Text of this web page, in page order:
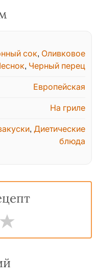
сок, Оливковое
, Черный перец
Европейская
На гриле
, Диетические
блюда